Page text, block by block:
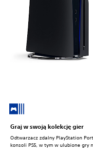
Graj w swoją kolekcję gier
Odtwarzacz zdalny PlayStation
konsoli PS5, w tym w ulubione gry